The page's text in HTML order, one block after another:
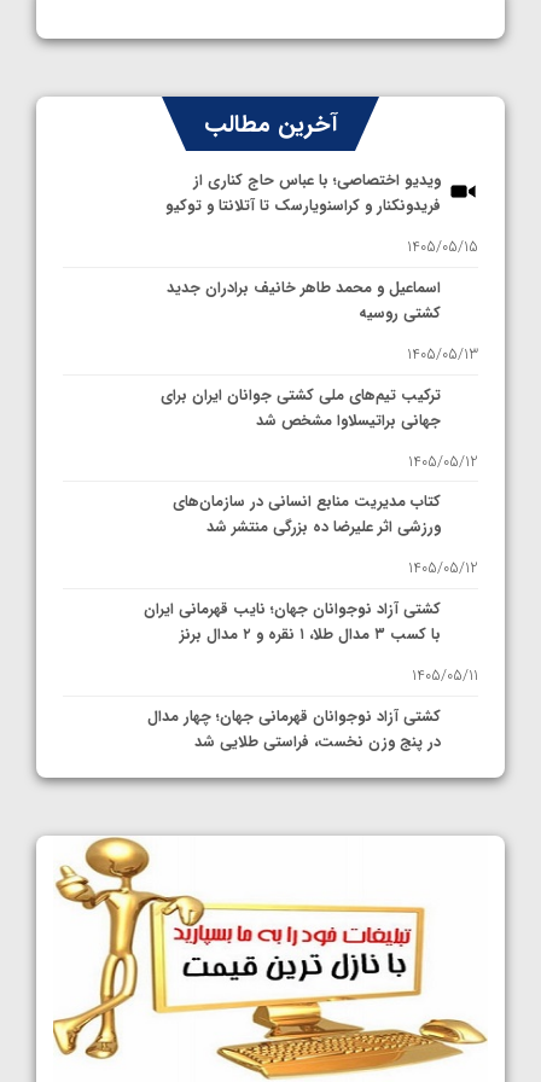
آخرین مطالب
ویدیو اختصاصی؛ با عباس حاج کناری از
فریدونکنار و کراسنویارسک تا آتلانتا و توکیو
1405/05/15
اسماعیل و محمد طاهر خانیف برادران جدید
کشتی روسیه
1405/05/13
ترکیب تیم‌های ملی کشتی جوانان ایران برای
جهانی براتیسلاوا مشخص شد
1405/05/12
کتاب مدیریت منابع انسانی در سازمان‌های
ورزشی اثر علیرضا ده بزرگی منتشر شد
1405/05/12
کشتی آزاد نوجوانان جهان؛ نایب قهرمانی ایران
با کسب ۳ مدال طلا، ۱ نقره و ۲ مدال برنز
1405/05/11
کشتی آزاد نوجوانان قهرمانی جهان؛ چهار مدال
در پنج وزن نخست، فراستی طلایی شد
1405/05/11
کشتی آزاد نوجوانان جهان؛ رقبای نمایندگان
ایران مشخص شدند
1405/05/08
کشتی فرنگی نوجوانان جهان؛ سکوی تیمی
سوم برای ایران